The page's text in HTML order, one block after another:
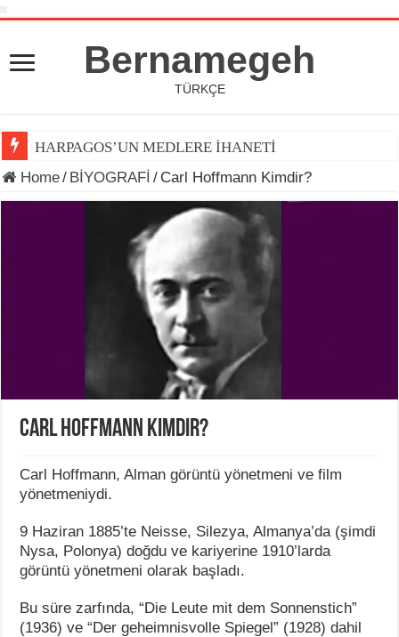
Bernamegeh
TÜRKÇE
HARPAGOS’UN MEDLERE İHANETİ
Home/ BİYOGRAFİ / Carl Hoffmann Kimdir?
Carl Hoffmann Kimdir?
Carl Hoffmann, Alman görüntü yönetmeni ve film
yönetmeniydi.
9 Haziran 1885’te Neisse, Silezya, Almanya’da (şimdi
Nysa, Polonya) doğdu ve kariyerine 1910’larda
görüntü yönetmeni olarak başladı.
Bu süre zarfında, “Die Leute mit dem Sonnenstich”
(1936) ve “Der geheimnisvolle Spiegel” (1928) dahil